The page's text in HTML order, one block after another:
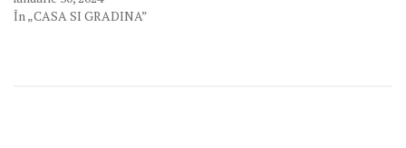
În „CASA SI GRADINA”